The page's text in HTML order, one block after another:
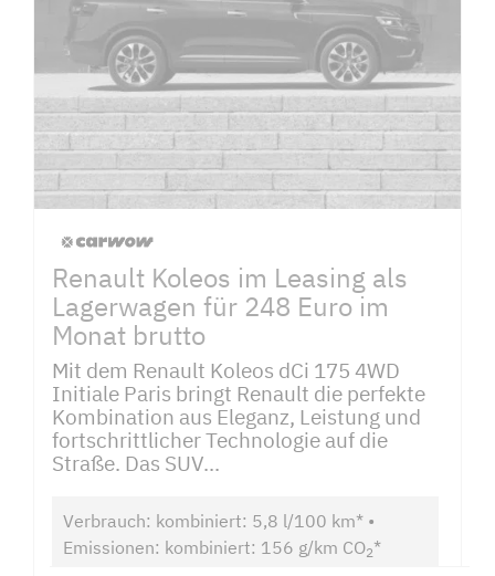
Renault Koleos im Leasing als
Lagerwagen für 248 Euro im
Monat brutto
Mit dem Renault Koleos dCi 175 4WD
Initiale Paris bringt Renault die perfekte
Kombination aus Eleganz, Leistung und
fortschrittlicher Technologie auf die
Straße. Das SUV...
Verbrauch: kombiniert: 5,8 l/100 km* •
Emissionen: kombiniert: 156 g/km CO2*